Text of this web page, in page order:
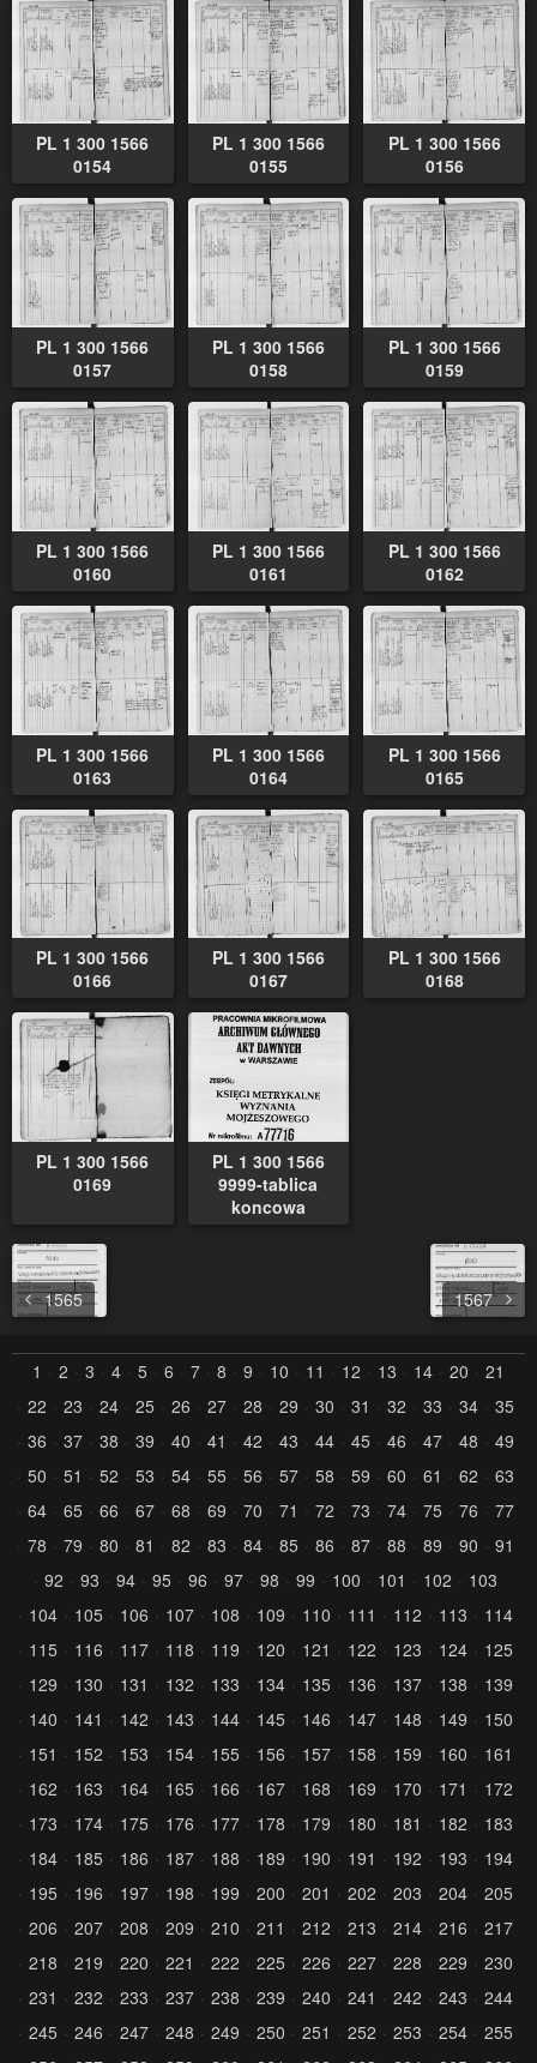
PL 1 300 1566
0154
PL 1 300 1566
0155
PL 1 300 1566
0156
PL 1 300 1566
0157
PL 1 300 1566
0158
PL 1 300 1566
0159
PL 1 300 1566
0160
PL 1 300 1566
0161
PL 1 300 1566
0162
PL 1 300 1566
0163
PL 1 300 1566
0164
PL 1 300 1566
0165
PL 1 300 1566
0166
PL 1 300 1566
0167
PL 1 300 1566
0168
PL 1 300 1566
0169
PL 1 300 1566
9999-tablica
koncowa
1565 1567
1 2 3 4 5 6 7 8 9 10 11 12 13 14 20
21
22
23 24 25 26 27 28 29 30 31 32 33 34
35
36
37 38 39 40 41 42 43 44 45 46 47 48
49
50
51 52 53 54 55 56 57 58 59 60 61 62
63
64
65 66 67 68 69 70 71 72 73 74 75 76
77
78
79 80 81 82 83 84 85 86 87 88 89 90
91
92
93 94 95 96 97 98 99 100 101 102
103
104
105 106 107 108 109 110 111 112 113
114
115
116 117 118 119 120 121 122 123 124
125
129
130 131 132 133 134 135 136 137 138
139
140
141 142 143 144 145 146 147 148 149
150
151
152 153 154 155 156 157 158 159 160
161
162
163 164 165 166 167 168 169 170 171
172
173
174 175 176 177 178 179 180 181 182
183
184
185 186 187 188 189 190 191 192 193
194
195
196 197 198 199 200 201 202 203 204
205
206
207 208 209 210 211 212 213 214 216
217
218
219 220 221 222 225 226 227 228 229
230
231
232 233 237 238 239 240 241 242 243
244
245
246 247 248 249 250 251 252 253 254
255